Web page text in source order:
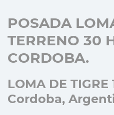
POSADA
TERRENO 30
CORDOBA.
LOMA DE TIGRE
Cordoba,